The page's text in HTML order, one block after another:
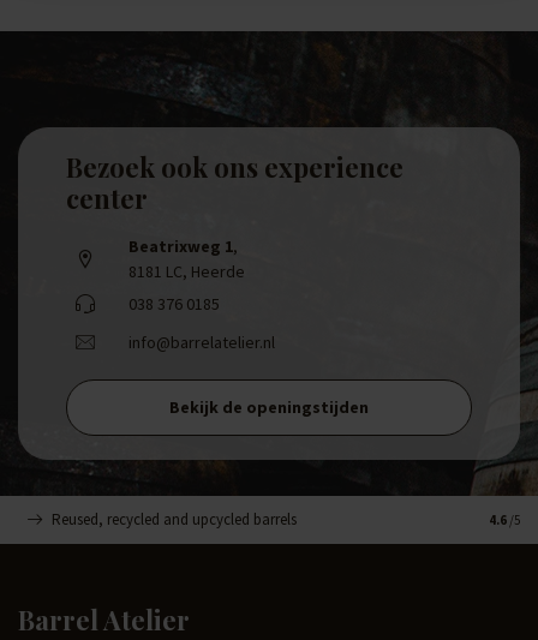
Bezoek ook ons experience
center
Beatrixweg 1,
8181 LC, Heerde
038 376 0185
info@barrelatelier.nl
Bekijk de openingstijden
Reused, recycled and upcycled barrels 4.6 /5
Barrel Atelier